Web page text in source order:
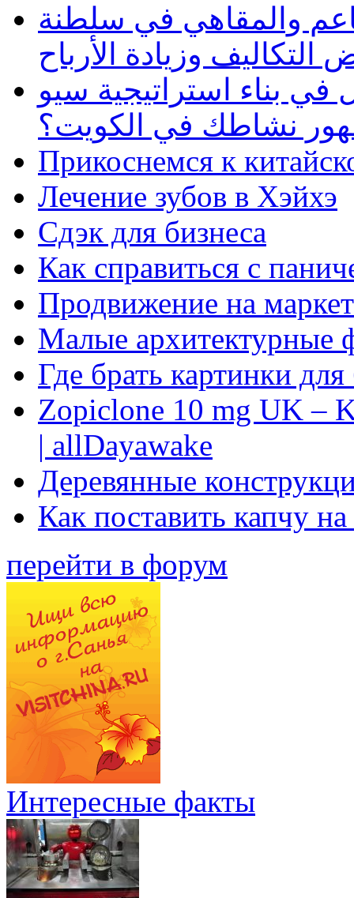
والمقاهي في سلطنة
وزيادة الأرباح
بناء استراتيجية سيو
نشاطك في الكويت؟
Прикоснемся к
Лечение зубов в Хэйхэ
Сдэк для бизнеса
Как справиться с
Продвижение на
Малые архитектурные
Где брать картинки
Zopiclone 10 mg UK –
| allDayawake
Деревянные
Как поставить капчу
перейти в форум
Интересные факты